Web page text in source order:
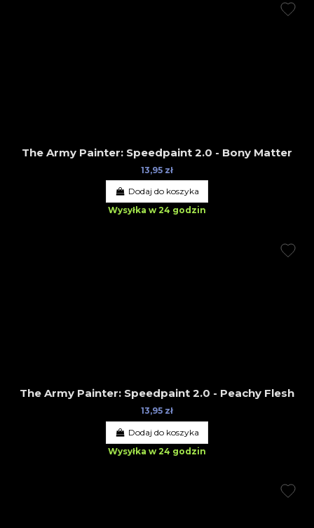
The Army Painter: Speedpaint 2.0 - Bony Matter
13,95 zł
Dodaj do koszyka
Wysyłka w 24 godzin
The Army Painter: Speedpaint 2.0 - Peachy Flesh
13,95 zł
Dodaj do koszyka
Wysyłka w 24 godzin